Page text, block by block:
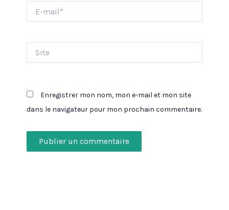
mail*
Enregistrer mon nom, mon e-mail et mon site
dans le navigateur pour mon prochain commentaire.